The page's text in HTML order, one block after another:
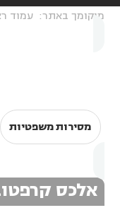
מיקומך באתר: עמוד
מסירות משפטיות
אלכס